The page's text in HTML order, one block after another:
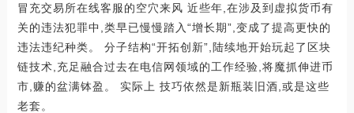
冒充交易所在线客服的空穴来风 近些年,在涉及到虚拟货币有
关的违法犯罪中,类早已慢慢踏入“增长期”,变成了提高更快的
违法违纪种类。 分子结构“开拓创新”,陆续地开始玩起了区块
链技术,充足融合过去在电信网领域的工作经验,将魔抓伸进币
市,赚的盆满钵盈。 实际上 技巧依然是新瓶装旧酒,或是这些
老套。